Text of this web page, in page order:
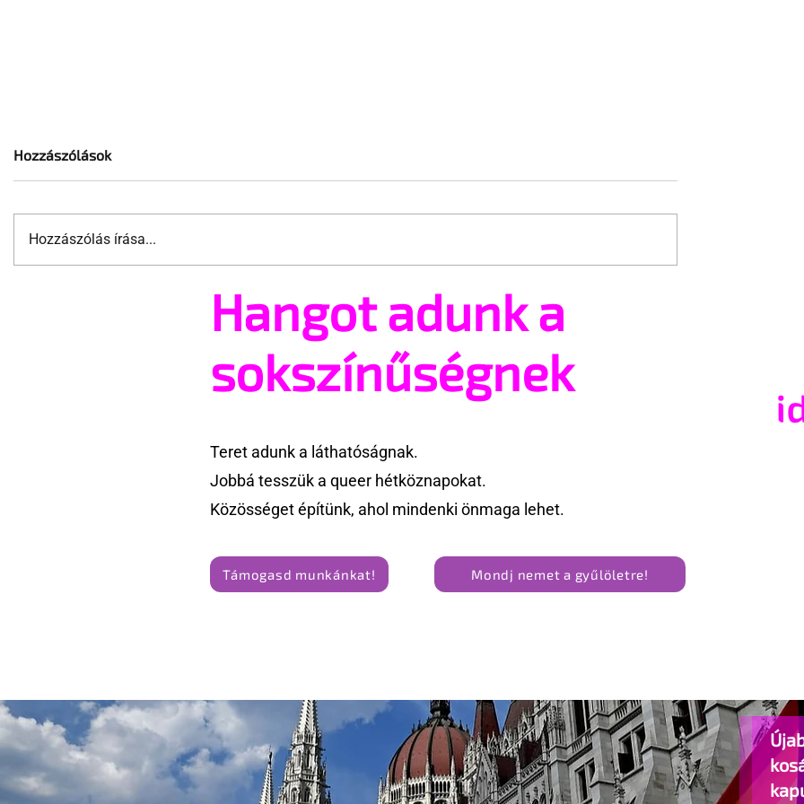
transzegészségügyi klinikát
nyit, de a fiatalok ki vannak
Két évig figyelmen kívül
hagyta a Blikk egy
transznemű nő törlési
kérelmét – most 25 milliót
fizet
Hozzászólások
Hozzászólás írása...
Hangot adunk a
sokszínűségnek
Teret adunk a láthatóságnak.
Jobbá tesszük a queer hétköznapokat.
Közösséget építünk, ahol mindenki önmaga lehet.
Támogasd munkánkat! Mondj nemet a gyűlöletre!